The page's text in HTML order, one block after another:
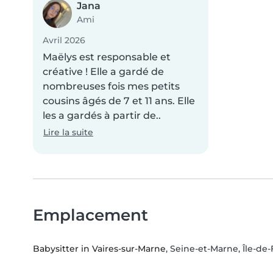
Jana
Ami
Avril 2026
Maëlys est responsable et
créative ! Elle a gardé de
nombreuses fois mes petits
cousins âgés de 7 et 11 ans. Elle
les a gardés à partir de..
Lire la suite
Emplacement
Babysitter in Vaires-sur-Marne, Seine-et-Marne, Île-de-